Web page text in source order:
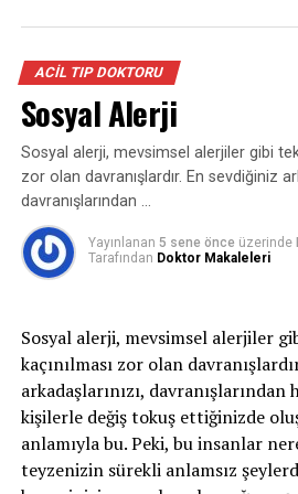
Erkeklerde Kısırlık
Gebelik Belirtileri
etkileyebildiğinden bronşektazi
ayrıca değerlendirilmesi
Bronşektazi tek başına bir
çok akciğerlerde ortaya çıkan
enfeksiyonların bir sonucudur.
konjenital bronşektaziler
bronşektazilerde bronş
sorunları olabilmektedir.
Bronşektazinin semptomları
bazen kanlı balgam
Bronşektazisi görece yaygın
kış mevsiminde
miktarda balgam çıkarabilirler.
ve yaygınlığı çok önemlidir.
karinanın alt tarafındaysalar
ACIL TIP DOKTORU
Sosyal Alerji
Sosyal alerji, mevsimsel alerjiler gibi
zor olan davranışlardır. En sevdiğiniz
davranışlarından …
Yayınlanan 5 sene önce üzerinde
Tarafından Doktor Makaleleri
Sosyal alerji, mevsimsel alerjiler
kaçınılması zor olan
arkadaşlarınızı, davranışlarından
kişilerle değiş tokuş ettiğinizde
anlamıyla bu. Peki, bu insanlar
teyzenizin sürekli anlamsız